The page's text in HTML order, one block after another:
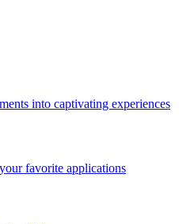
into captivating experiences
favorite applications